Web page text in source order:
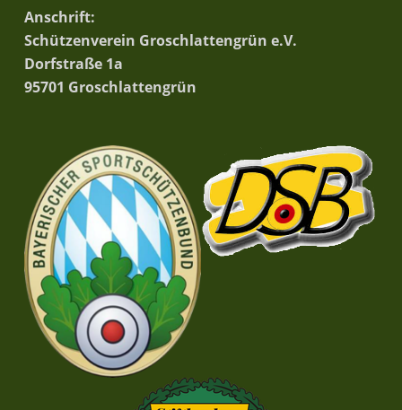
Anschrift:
Schützenverein Groschlattengrün e.V.
Dorfstraße 1a
95701 Groschlattengrün